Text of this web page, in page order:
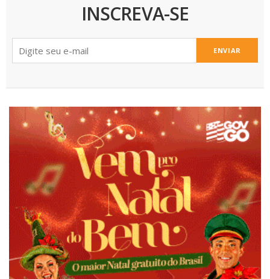
INSCREVA-SE
ENVIAR